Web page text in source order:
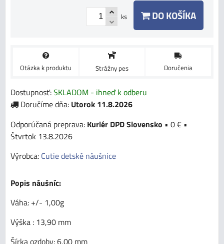
ks DO KOŠÍKA
Otázka k produktu Strážny pes Doručenia
Dostupnosť:SKLADOM - ihneď k odberu
Doručíme dňa: Utorok 11.8.2026
Kuriér DPD Slovensko • 0 € •
Štvrtok 13.8.2026
Výrobca: Cutie detské náušnice
Popis náušníc:
Váha: +/- 1,00g
Výška : 13,90 mm
Šírka ozdoby: 6,00 mm